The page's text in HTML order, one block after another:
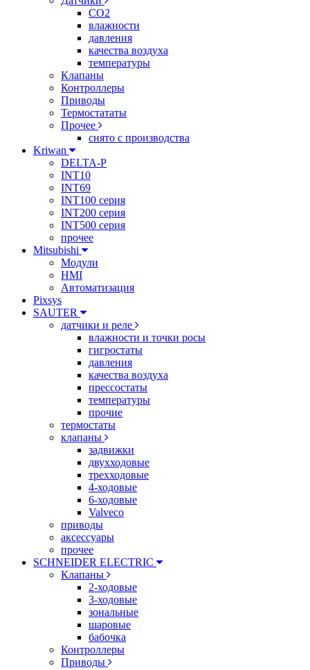
CO2
влажности
давления
качества воздуха
температуры
Клапаны
Контроллеры
Приводы
Термостататы
Прочее
снято с производства
Kriwan
DELTA-P
INT10
INT69
INT100 серия
INT200 серия
INT500 серия
прочее
Mitsubishi
Модули
HMI
Автоматизация
Pixsys
SAUTER
датчики и реле
влажности и точки росы
гигростаты
давления
качества воздуха
прессостаты
температуры
прочие
термостаты
клапаны
задвижки
двухходовые
трехходовые
4-ходовые
6-ходовые
Valveco
приводы
аксессуары
прочее
SCHNEIDER ELECTRIC
Клапаны
2-ходовые
3-ходовые
зональные
шаровые
бабочка
Контроллеры
Приводы